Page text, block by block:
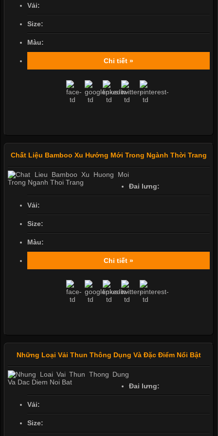
Vải:
Size:
Màu:
Chi tiết »
Chất Liệu Bamboo Xu Hướng Mới Trong Ngành Thời Trang
Đai lưng:
Vải:
Size:
Màu:
Chi tiết »
Những Loại Vải Thun Thông Dụng Và Đặc Điểm Nổi Bật
Đai lưng:
Vải:
Size: